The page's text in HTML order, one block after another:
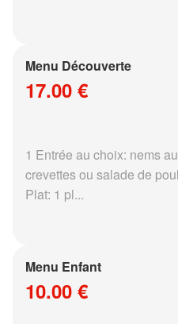
Menu Découverte
17.00 €
1 Entrée au choix: nems
crevettes ou salade de
Plat: 1 pl...
Menu Enfant
10.00 €